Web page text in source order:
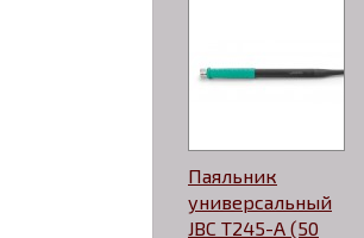
Паяльник
универсальный
JBC T245-A (50